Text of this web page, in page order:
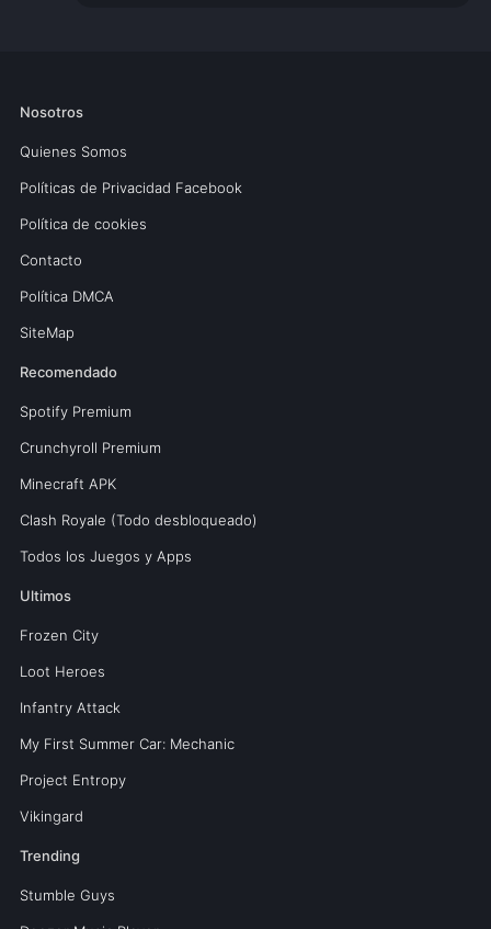
Nosotros
Quienes Somos
Políticas de Privacidad Facebook
Política de cookies
Contacto
Política DMCA
SiteMap
Recomendado
Spotify Premium
Crunchyroll Premium
Minecraft APK
Clash Royale (Todo desbloqueado)
Todos los Juegos y Apps
Ultimos
Frozen City
Loot Heroes
Infantry Attack
My First Summer Car: Mechanic
Project Entropy
Vikingard
Trending
Stumble Guys